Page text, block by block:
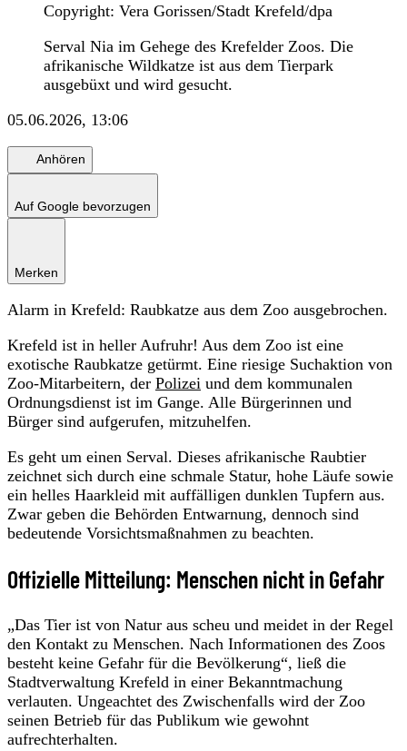
Copyright: Vera Gorissen/Stadt Krefeld/dpa
Serval Nia im Gehege des Krefelder Zoos. Die
afrikanische Wildkatze ist aus dem Tierpark
ausgebüxt und wird gesucht.
05.06.2026, 13:06
Anhören
Auf Google bevorzugen
Merken
Alarm in Krefeld: Raubkatze aus dem Zoo ausgebrochen.
Krefeld ist in heller Aufruhr! Aus dem Zoo ist eine
exotische Raubkatze getürmt. Eine riesige Suchaktion von
Zoo-Mitarbeitern, der Polizei und dem kommunalen
Ordnungsdienst ist im Gange. Alle Bürgerinnen und
Bürger sind aufgerufen, mitzuhelfen.
Es geht um einen Serval. Dieses afrikanische Raubtier
zeichnet sich durch eine schmale Statur, hohe Läufe sowie
ein helles Haarkleid mit auffälligen dunklen Tupfern aus.
Zwar geben die Behörden Entwarnung, dennoch sind
bedeutende Vorsichtsmaßnahmen zu beachten.
Offizielle Mitteilung: Menschen nicht in Gefahr
„Das Tier ist von Natur aus scheu und meidet in der Regel
den Kontakt zu Menschen. Nach Informationen des Zoos
besteht keine Gefahr für die Bevölkerung“, ließ die
Stadtverwaltung Krefeld in einer Bekanntmachung
verlauten. Ungeachtet des Zwischenfalls wird der Zoo
seinen Betrieb für das Publikum wie gewohnt
aufrechterhalten.